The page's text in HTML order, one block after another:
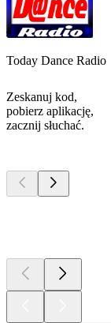
Today Dance Radio
Zeskanuj kod,
pobierz aplikację,
zacznij słuchać.